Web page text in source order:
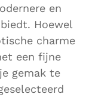
en
Hoewel
charme
een fijne
gemak te